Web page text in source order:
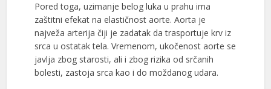
Pored toga, uzimanje belog luka u prahu ima
zaštitni efekat na elastičnost aorte. Aorta je
najveža arterija čiji je zadatak da trasportuje krv iz
srca u ostatak tela. Vremenom, ukočenost aorte se
javlja zbog starosti, ali i zbog rizika od srčanih
bolesti, zastoja srca kao i do moždanog udara.